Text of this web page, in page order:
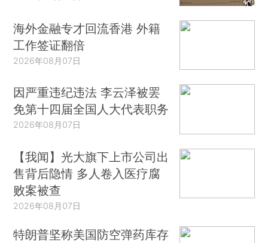
海外金融专才回流香港 外籍
工作签证翻倍
2026年08月07日
因严重违纪违法 李云泽被罢
免第十四届全国人大代表职务
2026年08月07日
【我闻】光大旗下上市公司出
售背后隐情 多人卷入医疗腐
败案被查
2026年08月07日
特朗普坚称美国防空弹药库存